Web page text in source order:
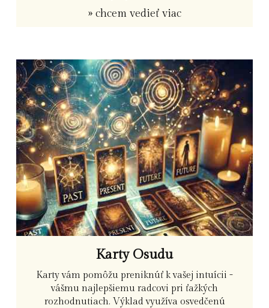
» chcem vedieť viac
Karty Osudu
Karty vám pomôžu preniknúť k vašej intuícii -
vášmu najlepšiemu radcovi pri ťažkých
rozhodnutiach. Výklad využíva osvedčenú